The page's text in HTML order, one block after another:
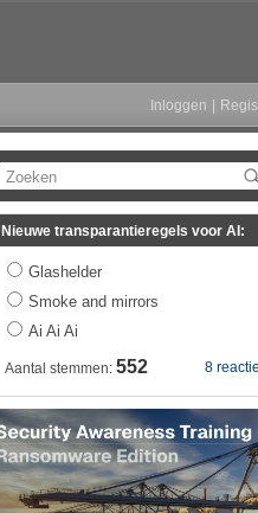
Inloggen
Zoeken
Nieuwe transparantieregels voor AI:
Glashelder
Smoke and mirrors
Ai Ai Ai
8
Aantal stemmen: 552